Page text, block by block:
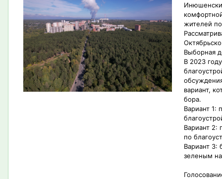
жителей
Выборная
В 2023
вариант,
бора.
Вариант 1:
Вариант 2:
по
Вариант 3:
зеленым